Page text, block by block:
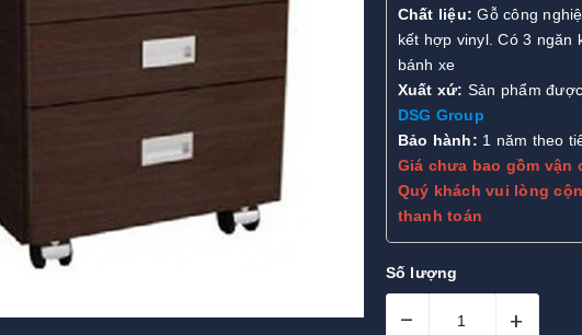
Chất liệu: Gỗ công
kết hợp vinyl. Có 3 ngăn
bánh xe
Xuất xứ: Sản phẩm
DSG Group
Bảo hành: 1 năm theo
Giá chưa bao gồm vận
Quý khách vui lòng
thanh toán
Số lượng
– +